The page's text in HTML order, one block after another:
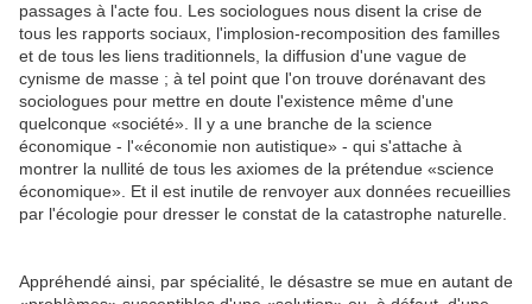
passages à l'acte fou. Les sociologues nous disent la crise de
tous les rapports sociaux, l'implosion-recomposition des familles
et de tous les liens traditionnels, la diffusion d'une vague de
cynisme de masse ; à tel point que l'on trouve dorénavant des
sociologues pour mettre en doute l'existence même d'une
quelconque «société». Il y a une branche de la science
économique - l'«économie non autistique» - qui s'attache à
montrer la nullité de tous les axiomes de la prétendue «science
économique». Et il est inutile de renvoyer aux données recueillies
par l'écologie pour dresser le constat de la catastrophe naturelle.
Appréhendé ainsi, par spécialité, le désastre se mue en autant de